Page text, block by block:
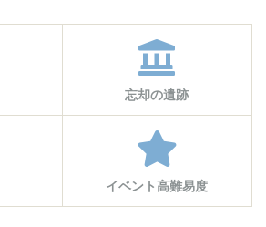
忘却の遺跡
イベント高難易度